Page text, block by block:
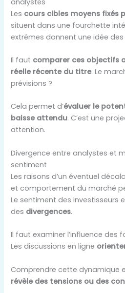
Les cours cibles moyens fixés
situent dans une fourchette
extrêmes donnent une idée
Il faut comparer ces objectifs
réelle récente du titre. Le
prévisions ?
Cela permet d’évaluer le
baisse attendu. C’est une
attention.
Divergence entre analystes et
sentiment
Les raisons d’un éventuel
et comportement du marché
Le sentiment des investisseurs
des divergences.
Il faut examiner l’influence des
Les discussions en ligne
Comprendre cette dynamique
révèle des tensions ou des